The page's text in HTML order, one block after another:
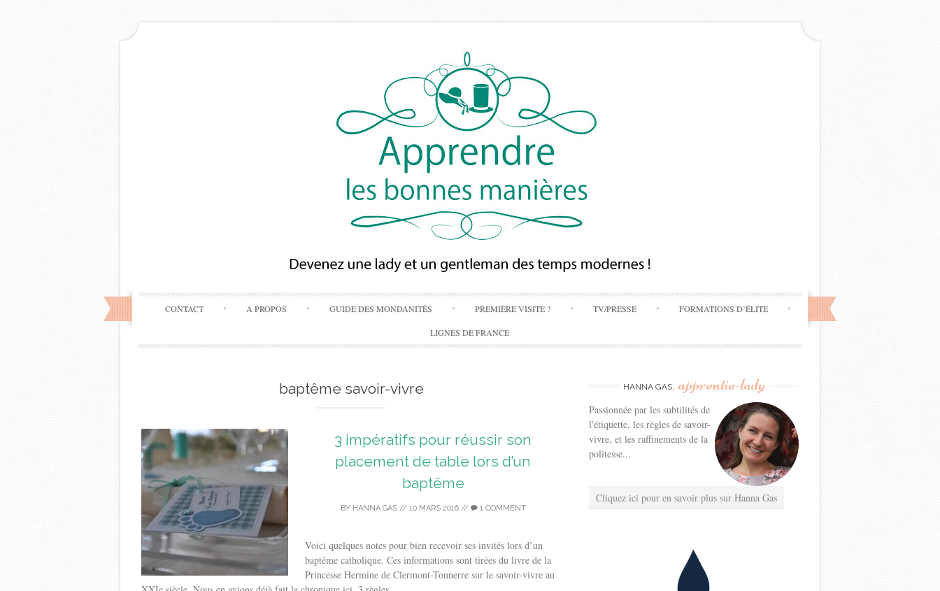
Skip
to
content
CONTACT A PROPOS GUIDE DES MONDANITÉS PREMIÈRE VISITE ? TV/PRESSE FORMATIONS D’ÉLITE
LIGNES DE FRANCE
baptême savoir-vivre
3 impératifs pour réussir son
placement de table lors d’un
baptême
BY HANNA GAS// 10 MARS 2016// 1 COMMENT
Voici quelques notes pour bien recevoir ses invités lors d’un
baptême catholique. Ces informations sont tirées du livre de la
Princesse Hermine de Clermont-Tonnerre sur le savoir-vivre au
HANNA GAS, apprentie-lady
Passionnée par les subtilités de
l'étiquette, les règles de savoir-
vivre, et les raffinements de la
politesse...
Cliquez ici pour en savoir plus sur Hanna Gas